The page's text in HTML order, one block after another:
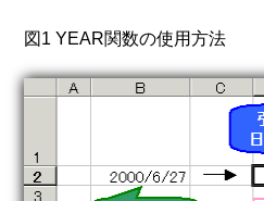
図1 YEAR関数の使用方法